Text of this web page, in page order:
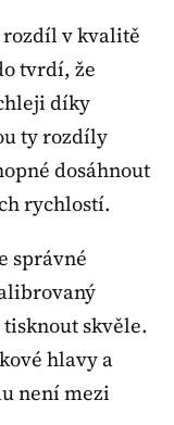
rozdíl v kvalitě
tvrdí, že
díky
ty rozdíly
dosáhnout
rychlostí.
správné
skvěle.
hlavy a
není mezi